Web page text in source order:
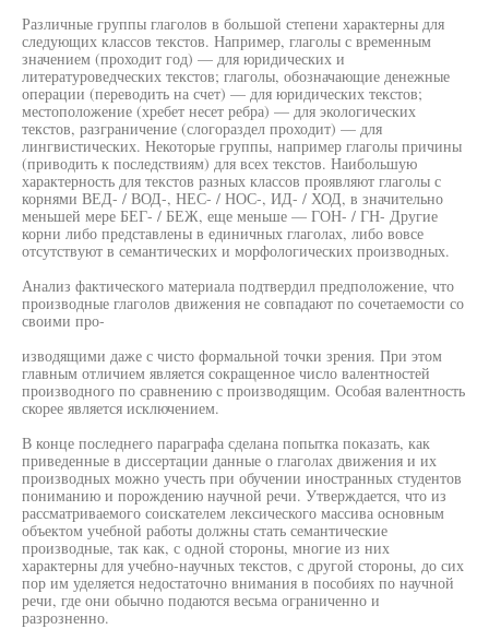
Различные группы глаголов в большой степени характерны для
следующих классов текстов. Например, глаголы с временным
значением (проходит год) — для юридических и
литературоведческих текстов; глаголы, обозначающие денежные
операции (переводить на счет) — для юридических текстов;
местоположение (хребет несет ребра) — для экологических
текстов, разграничение (слогораздел проходит) — для
лингвистических. Некоторые группы, например глаголы причины
(приводить к последствиям) для всех текстов. Наибольшую
характерность для текстов разных классов проявляют глаголы с
корнями ВЕД- / ВОД-, НЕС- / НОС-, ИД- / ХОД, в значительно
меньшей мере БЕГ- / БЕЖ, еще меньше — ГОН- / ГН- Другие
корни либо представлены в единичных глаголах, либо вовсе
отсутствуют в семантических и морфологических производных.
Анализ фактического материала подтвердил предположение, что
производные глаголов движения не совпадают по сочетаемости со
своими про-
изводящими даже с чисто формальной точки зрения. При этом
главным отличием является сокращенное число валентностей
производного по сравнению с производящим. Особая валентность
скорее является исключением.
В конце последнего параграфа сделана попытка показать, как
приведенные в диссертации данные о глаголах движения и их
производных можно учесть при обучении иностранных студентов
пониманию и порождению научной речи. Утверждается, что из
рассматриваемого соискателем лексического массива основным
объектом учебной работы должны стать семантические
производные, так как, с одной стороны, многие из них
характерны для учебно-научных текстов, с другой стороны, до сих
пор им уделяется недостаточно внимания в пособиях по научной
речи, где они обычно подаются весьма ограниченно и
разрозненно.